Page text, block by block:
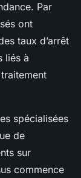
Par
ont
taux d’arrêt
liés à
spécialisées
de
sur
commence